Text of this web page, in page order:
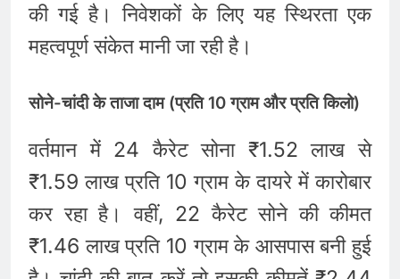
की गई है। निवेशकों के लिए यह स्थिरता एक
महत्वपूर्ण संकेत मानी जा रही है।
सोने-चांदी के ताजा दाम (प्रति 10 ग्राम और प्रति किलो)
वर्तमान में 24 कैरेट सोना ₹1.52 लाख से
₹1.59 लाख प्रति 10 ग्राम के दायरे में कारोबार
कर रहा है। वहीं, 22 कैरेट सोने की कीमत
₹1.46 लाख प्रति 10 ग्राम के आसपास बनी हुई